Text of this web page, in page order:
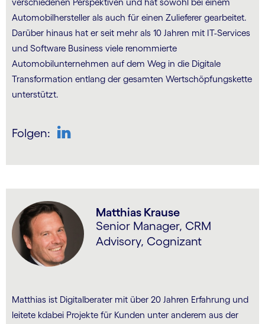
verschiedenen Perspektiven und hat sowohl bei einem
Automobilhersteller als auch für einen Zulieferer gearbeitet.
Darüber hinaus hat er seit mehr als 10 Jahren mit IT-Services
und Software Business viele renommierte
Automobilunternehmen auf dem Weg in die Digitale
Transformation entlang der gesamten Wert­schöpfungs­kette
unterstützt.
Folgen:
Matthias Krause
Senior Manager, CRM
Advisory, Cognizant
Matthias ist Digitalberater mit über 20 Jahren Erfahrung und
leitete kdabei Projekte für Kunden unter anderem aus der